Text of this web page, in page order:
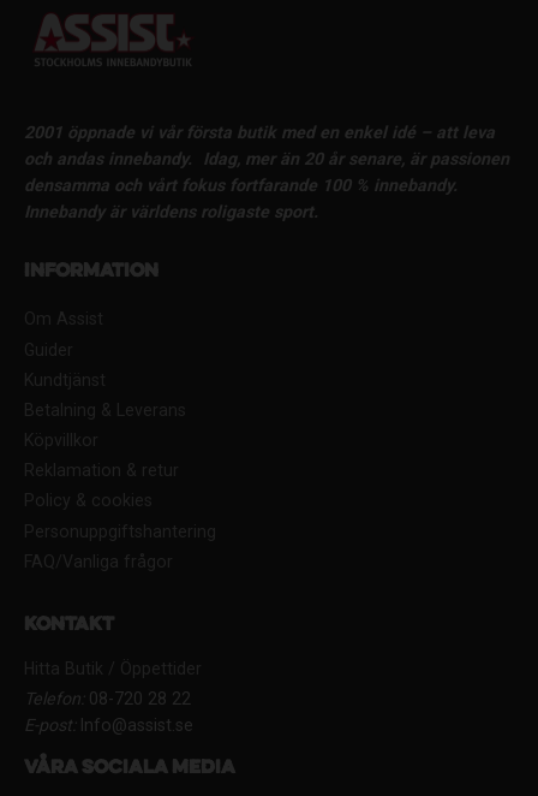
2001 öppnade vi vår första butik med en enkel idé – att leva
och andas innebandy.
Idag, mer än 20 år senare, är passionen
densamma och vårt fokus fortfarande 100 % innebandy.
Innebandy är världens roligaste sport.
Information
Om Assist
Guider
Kundtjänst
Betalning & Leverans
Köpvillkor
Reklamation & retur
Policy & cookies
Personuppgiftshantering
FAQ/Vanliga frågor
Kontakt
Hitta Butik / Öppettider
Telefon:08-720 28 22
E-post:Info@assist.se
Våra sociala media